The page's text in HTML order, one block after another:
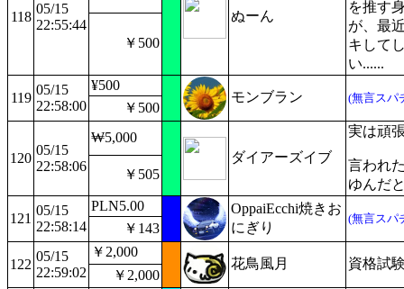
118
05/15
22:55:44
ぬーん
を推す
が、最
キして
い......
￥500
119
05/15
22:58:00
¥500
モンブラン (無言スパ
￥500
120
05/15
22:58:06
₩5,000
ダイアーズイブ
実は頑
言われ
ゆんだ
￥505
121
05/15
22:58:14
PLN5.00
OppaiEcchi焼きお
にぎり
(無言スパ
￥143
122
05/15
22:59:02
￥2,000
花鳥風月 資格試
￥2,000